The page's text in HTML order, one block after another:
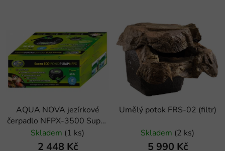
AQUA NOVA jezírkové
čerpadlo NFPX-3500 Super
ECO
Skladem (1 ks)
2 448 Kč
Umělý potok FRS-02 (filtr)
Skladem (2 ks)
5 990 Kč